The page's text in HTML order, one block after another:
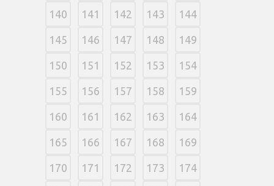
140 141 142 143 144
145 146 147 148 149
150 151 152 153 154
155 156 157 158 159
160 161 162 163 164
165 166 167 168 169
170 171 172 173 174